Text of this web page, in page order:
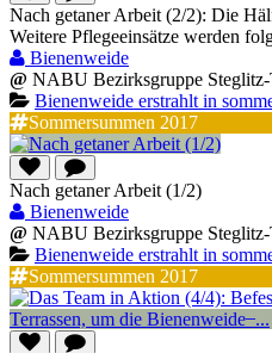
Nach getaner Arbeit (2/2): Die
Weitere Pflegeeinsätze werden
Bienenweide
@ NABU Bezirksgruppe
Bienenweide erstrahlt in
Sommersummen 2017
Nach getaner Arbeit (1/2)
Bienenweide
@ NABU Bezirksgruppe
Bienenweide erstrahlt in
Sommersummen 2017